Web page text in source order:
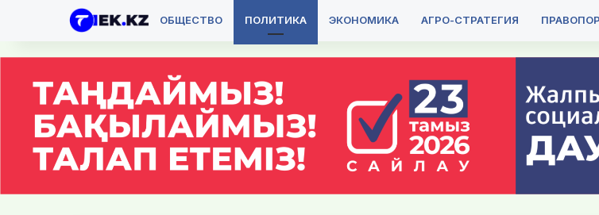
ОБЩЕСТВО ПОЛИТИКА ЭКОНОМИКА АГРО-СТРАТЕГИЯ